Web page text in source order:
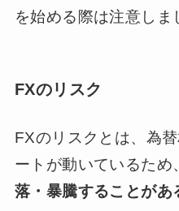
を始める際は注意しま
FXのリスク
FXのリスクとは、為
ートが動いているため
落・暴騰することがあ